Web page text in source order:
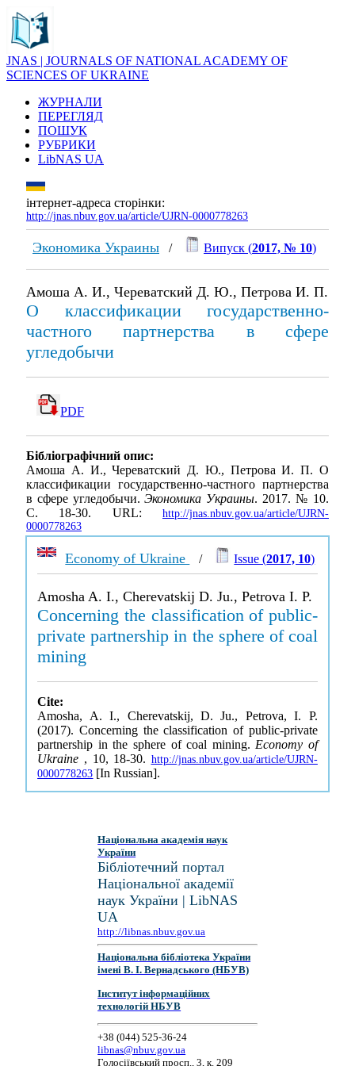
JNAS | JOURNALS OF NATIONAL ACADEMY OF
SCIENCES OF UKRAINE
ЖУРНАЛИ
ПЕРЕГЛЯД
ПОШУК
РУБРИКИ
LibNAS UA
інтернет-адреса сторінки:
http://jnas.nbuv.gov.ua/article/UJRN-0000778263
Экономика Украины / Випуск (2017, № 10)
Амоша А. И., Череватский Д. Ю., Петрова И. П.
О классификации государственно-
частного партнерства в сфере
угледобычи
PDF
Бібліографічний опис:
Амоша А. И., Череватский Д. Ю., Петрова И. П. О
классификации государственно-частного партнерства
в сфере угледобычи.Экономика Украины. 2017. № 10.
С. 18-30. URL: http://jnas.nbuv.gov.ua/article/UJRN-
0000778263
Economy of Ukraine / Issue (2017, 10)
Amosha A. I., Cherevatskij D. Ju., Petrova I. P.
Concerning the classification of public-
private partnership in the sphere of coal
mining
Cite:
Amosha, A. I., Cherevatskij, D. Ju., Petrova, I. P.
(2017). Concerning the classification of public-private
partnership in the sphere of coal mining. Economy of
Ukraine , 10, 18-30. http://jnas.nbuv.gov.ua/article/UJRN-
0000778263 [In Russian].
Національна академія наук
України
Бібліотечний портал
Національної академії
наук України | LibNAS
UA
http://libnas.nbuv.gov.ua
Національна бібліотека України
імені В. І. Вернадського (НБУВ)
Інститут інформаційних
технологій НБУВ
+38 (044) 525-36-24
libnas@nbuv.gov.ua
Голосіївський просп., 3, к. 209